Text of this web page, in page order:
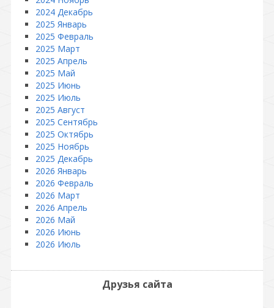
2024 Декабрь
2025 Январь
2025 Февраль
2025 Март
2025 Апрель
2025 Май
2025 Июнь
2025 Июль
2025 Август
2025 Сентябрь
2025 Октябрь
2025 Ноябрь
2025 Декабрь
2026 Январь
2026 Февраль
2026 Март
2026 Апрель
2026 Май
2026 Июнь
2026 Июль
Друзья сайта